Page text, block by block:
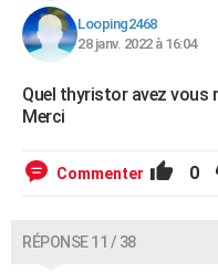
Looping2468
28 janv. 2022 à 16:04
Quel thyristor avez vous
Merci
Commenter 0
RÉPONSE 11 / 38